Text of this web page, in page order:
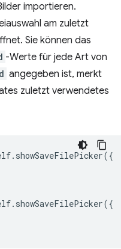
importieren.
am zuletzt
Sie können das
-Werte für jede Art von
angegeben ist, merkt
zuletzt verwendetes
. showSaveFilePicker({
. showSaveFilePicker({